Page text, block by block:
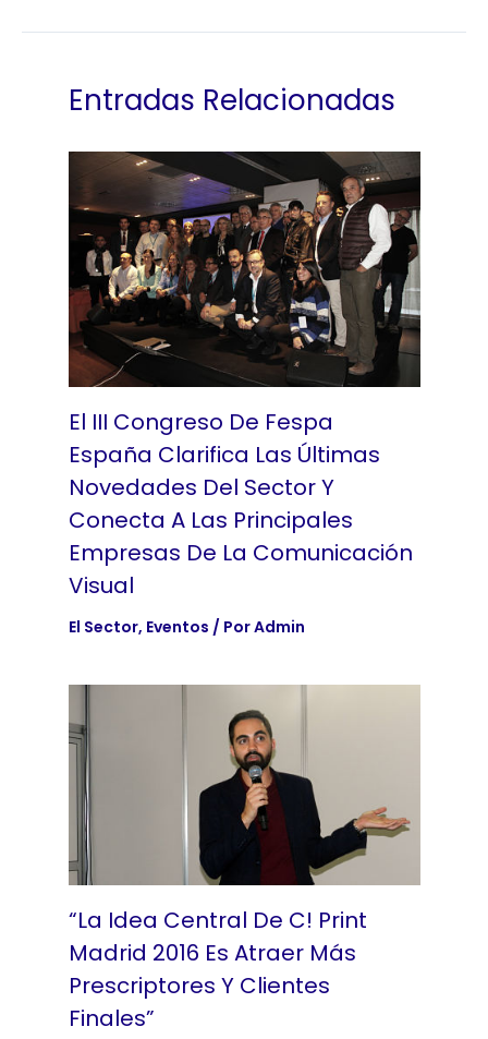
Entradas Relacionadas
El III Congreso De Fespa
España Clarifica Las Últimas
Novedades Del Sector Y
Conecta A Las Principales
Empresas De La Comunicación
Visual
El Sector, Eventos / PorAdmin
“La Idea Central De C! Print
Madrid 2016 Es Atraer Más
Prescriptores Y Clientes
Finales”